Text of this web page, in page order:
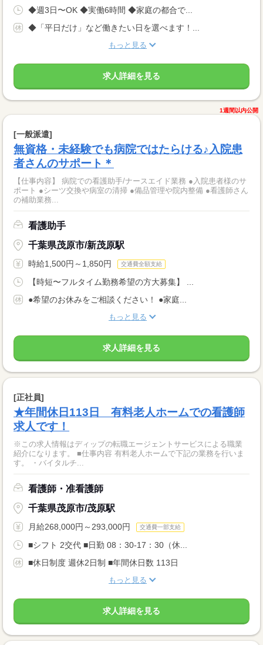
◆週3日〜OK ◆実働6時間 ◆家庭の都合で...
◆「平日だけ」など働きたい日を選べます！...
もっと見る
求人詳細を見る
1週間以内公開
[一般派遣]
無資格・未経験でも病院ではたらける♪入院患
者さんのサポート＊
【仕事内容】 病院での看護助手/ナースエイド業務 ●入院患者様のサ
ポート ●シーツ交換や病室の清掃 ●備品管理や院内整備 ●看護師さん
の補助業務...
看護助手
千葉県茂原市/新茂原駅
時給1,500円～1,850円 交通費全額支給
【時短〜フルタイム勤務希望の方大募集】 ...
●希望のお休みをご相談ください！ ●家庭...
もっと見る
求人詳細を見る
[正社員]
★年間休日113日 有料老人ホームでの看護師
求人です！
※この求人情報はディップの転職エージェントサービスによる職業
紹介になります。 ■仕事内容 有料老人ホームで下記の業務を行いま
す。 ・バイタルチ...
看護師・准看護師
千葉県茂原市/茂原駅
月給268,000円～293,000円 交通費一部支給
■シフト 2交代 ■日勤 08：30-17：30（休...
■休日制度 週休2日制 ■年間休日数 113日
もっと見る
求人詳細を見る